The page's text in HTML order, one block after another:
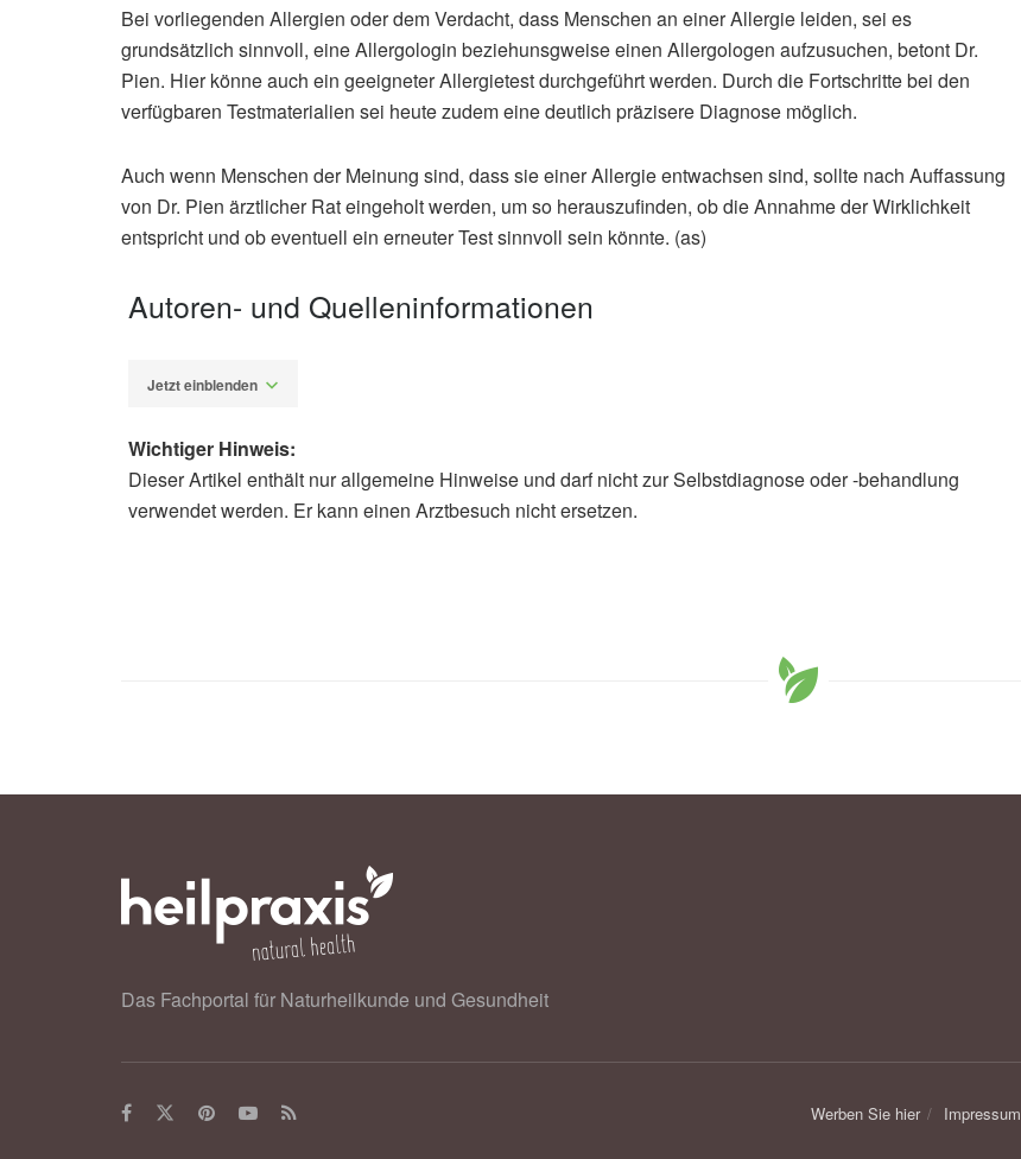
Bei vorliegenden Allergien oder dem Verdacht, dass Menschen an einer Allergie leiden, sei es
grundsätzlich sinnvoll, eine Allergologin beziehunsgweise einen Allergologen aufzusuchen, betont Dr.
Pien. Hier könne auch ein geeigneter Allergietest durchgeführt werden. Durch die Fortschritte bei den
verfügbaren Testmaterialien sei heute zudem eine deutlich präzisere Diagnose möglich.
Auch wenn Menschen der Meinung sind, dass sie einer Allergie entwachsen sind, sollte nach Auffassung
von Dr. Pien ärztlicher Rat eingeholt werden, um so herauszufinden, ob die Annahme der Wirklichkeit
entspricht und ob eventuell ein erneuter Test sinnvoll sein könnte. (as)
Autoren- und Quelleninformationen
Jetzt einblenden
Alexander Stindt
Wichtiger Hinweis:
Dieser Artikel enthält nur allgemeine Hinweise und darf nicht zur Selbstdiagnose oder -behandlung
verwendet werden. Er kann einen Arztbesuch nicht ersetzen.
Das Fachportal für Naturheilkunde und Gesundheit
Werben Sie hier Impressum